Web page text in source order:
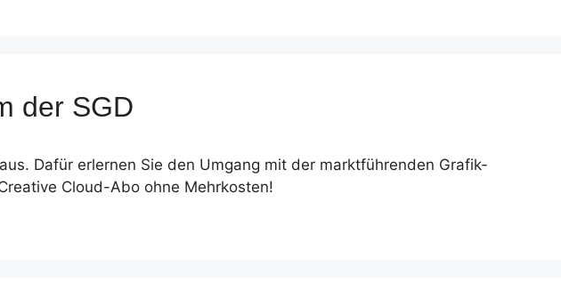
der SGD
Dafür erlernen Sie den Umgang mit der marktführenden Grafik-
Cloud-Abo ohne Mehrkosten!